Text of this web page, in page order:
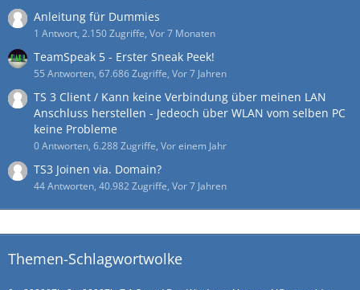
Anleitung für Dummies
1 Antwort, 2.150 Zugriffe, Vor 7 Monaten
TeamSpeak 5 - Erster Sneak Peek!
55 Antworten, 67.686 Zugriffe, Vor 7 Jahren
TS 3 Client / Kann keine Verbindung über meinen LAN
Anschluss herstellen - Jedeoch über WLAN vom selben PC
keine Probleme
0 Antworten, 6.288 Zugriffe, Vor einem Jahr
TS3 Joinen via. Domain?
44 Antworten, 40.982 Zugriffe, Vor 7 Jahren
Themen-Schlagwortwolke